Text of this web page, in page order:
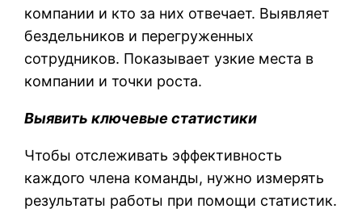
компании и кто за них отвечает. Выявляет
бездельников и перегруженных
сотрудников. Показывает узкие места в
компании и точки роста.
Выявить ключевые статистики
Чтобы отслеживать эффективность
каждого члена команды, нужно измерять
результаты работы при помощи статистик.